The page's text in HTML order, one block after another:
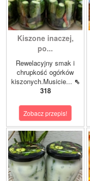
Kiszone inaczej,
po...
Rewelacyjny smak i
chrupkość ogórków
kiszonych.Musicie... ⇖
318
Zobacz przepis!